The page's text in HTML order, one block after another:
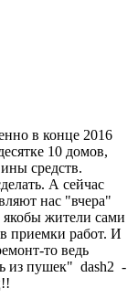
в конце 2016
10 домов,
средств.
А сейчас
нас "вчера"
жители сами
приемки работ. И
то ведь
из пушек" dash2 -